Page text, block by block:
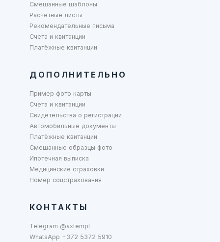
Смешанные шаблоны
Расчётные листы
Рекомендательные письма
Счета и квитанции
Платёжные квитанции
ДОПОЛНИТЕЛЬНО
Пример фото карты
Счета и квитанции
Свидетельства о регистрации
Автомобильные документы
Платёжные квитанции
Смешанные образцы фото
Ипотечная выписка
Медицинские страховки
Номер соцстрахования
КОНТАКТЫ
Telegram @axtempl
WhatsApp +372 5372 5910